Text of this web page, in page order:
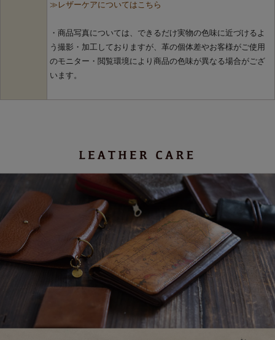
≫レザーケアについてはこちら
・商品写真については、できるだけ実物の色味に近づけるよ
う撮影・加工しておりますが、革の個体差やお客様がご使用
のモニター・閲覧環境により商品の色味が異なる場合がござ
います。